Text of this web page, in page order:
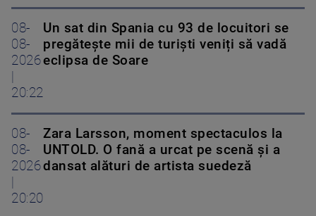
08-
08-
2026
20:22
Un sat din Spania cu 93 de locuitori se
pregătește mii de turiști veniți să vadă
eclipsa de Soare
08-
08-
2026
20:20
Zara Larsson, moment spectaculos la
UNTOLD. O fană a urcat pe scenă și a
dansat alături de artista suedeză